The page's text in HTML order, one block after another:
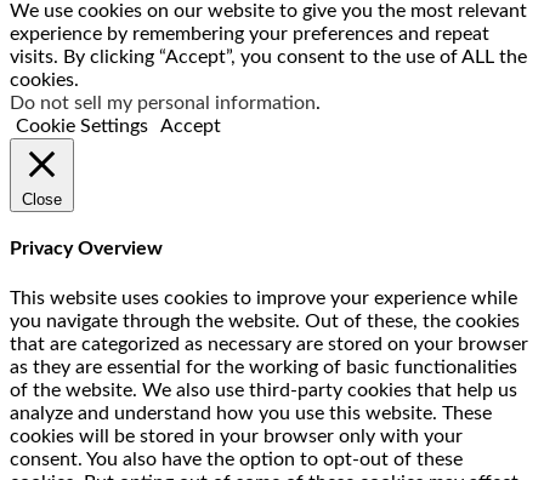
We use cookies on our website to give you the most relevant
experience by remembering your preferences and repeat
visits. By clicking “Accept”, you consent to the use of ALL the
cookies.
Do not sell my personal information.
Cookie Settings
Accept
Close
Privacy Overview
This website uses cookies to improve your experience while
you navigate through the website. Out of these, the cookies
that are categorized as necessary are stored on your browser
as they are essential for the working of basic functionalities
of the website. We also use third-party cookies that help us
analyze and understand how you use this website. These
cookies will be stored in your browser only with your
consent. You also have the option to opt-out of these